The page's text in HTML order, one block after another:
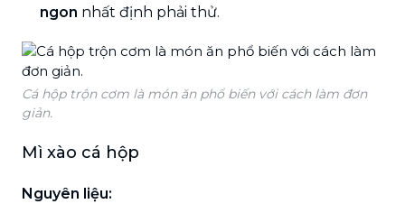
ngon nhất định phải thử.
Cá hộp trộn cơm là món ăn phổ biến với cách làm đơn
giản.
Mì xào cá hộp
Nguyên liệu: